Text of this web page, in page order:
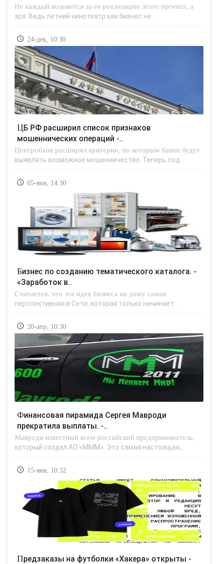
Не каждый возьмется за ее реализацию этого проекта, а
зря. Ведь летний кинотеатр как бизнес не..
24-дек, 10:30
ЦБ РФ расширил список признаков
мошеннических операций -..
Центробанк расширил критерии, по которым банки будут
выявлять возможное мошенничество. Теперь под..
05-янв, 14:30
Бизнес по созданию тематического каталога. -
«Заработок в..
Считается, что эта идея бизнеса на дому самая
перспективная в Сети, которая только начинает..
20-апр, 10:30
Финансовая пирамида Сергея Мавроди
прекратила выплаты. -..
Мавроди известный всем российский предприниматель,
который создал АО «МММ». Это самая настоящая,..
15-янв, 10:32
Предзаказы на футболки «Хакера» открыты -